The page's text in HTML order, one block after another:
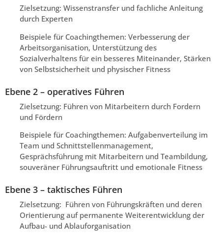
Zielsetzung: Wissenstransfer und fachliche Anleitung
durch Experten
Beispiele für Coachingthemen: Verbesserung der
Arbeitsorganisation, Unterstützung des
Sozialverhaltens für ein besseres Miteinander, Stärken
von Selbstsicherheit und physischer Fitness
Ebene 2 – operatives Führen
Zielsetzung: Führen von Mitarbeitern durch Fordern
und Fördern
Beispiele für Coachingthemen: Aufgabenverteilung im
Team und Schnittstellenmanagement,
Gesprächsführung mit Mitarbeitern und Teambildung,
souveräner Führungsauftritt und emotionale Fitness
Ebene 3 – taktisches Führen
Zielsetzung: Führen von Führungskräften und deren
Orientierung auf permanente Weiterentwicklung der
Aufbau- und Ablauforganisation